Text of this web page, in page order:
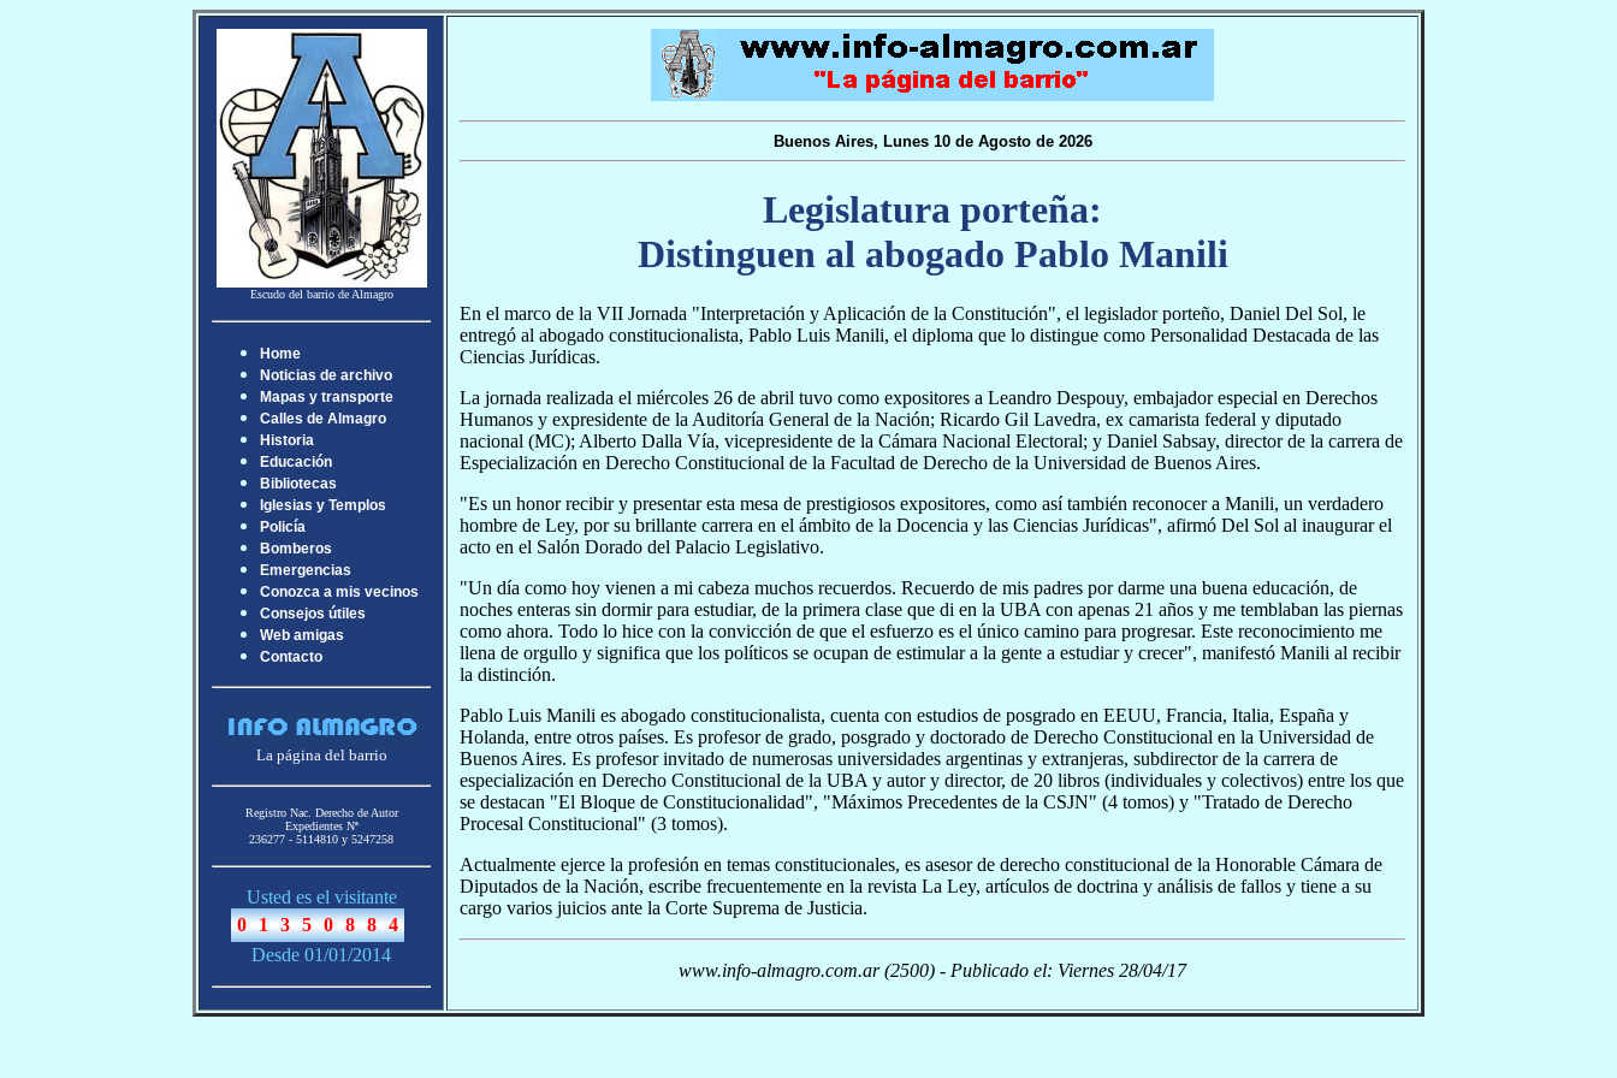
Escudo del barrio de Almagro
Home
Noticias de archivo
Mapas y transporte
Calles de Almagro
Historia
Educación
Bibliotecas
Iglesias y Templos
Policía
Bomberos
Emergencias
Conozca a mis vecinos
Consejos útiles
Web amigas
Contacto
La página del barrio
Registro Nac. Derecho de Autor
Expedientes Nª
236277 - 5114810 y 5247258
Usted es el visitante
Desde 01/01/2014
Buenos Aires, Lunes 10 de Agosto de 2026
Legislatura porteña:
Distinguen al abogado Pablo Manili
En el marco de la VII Jornada "Interpretación y Aplicación de la Constitución", el legislador porteño, Daniel Del Sol, le
entregó al abogado constitucionalista, Pablo Luis Manili, el diploma que lo distingue como Personalidad Destacada de las
Ciencias Jurídicas.
La jornada realizada el miércoles 26 de abril tuvo como expositores a Leandro Despouy, embajador especial en Derechos
Humanos y expresidente de la Auditoría General de la Nación; Ricardo Gil Lavedra, ex camarista federal y diputado
nacional (MC); Alberto Dalla Vía, vicepresidente de la Cámara Nacional Electoral; y Daniel Sabsay, director de la carrera de
Especialización en Derecho Constitucional de la Facultad de Derecho de la Universidad de Buenos Aires.
"Es un honor recibir y presentar esta mesa de prestigiosos expositores, como así también reconocer a Manili, un verdadero
hombre de Ley, por su brillante carrera en el ámbito de la Docencia y las Ciencias Jurídicas", afirmó Del Sol al inaugurar el
acto en el Salón Dorado del Palacio Legislativo.
"Un día como hoy vienen a mi cabeza muchos recuerdos. Recuerdo de mis padres por darme una buena educación, de
noches enteras sin dormir para estudiar, de la primera clase que di en la UBA con apenas 21 años y me temblaban las piernas
como ahora. Todo lo hice con la convicción de que el esfuerzo es el único camino para progresar. Este reconocimiento me
llena de orgullo y significa que los políticos se ocupan de estimular a la gente a estudiar y crecer", manifestó Manili al recibir
la distinción.
Pablo Luis Manili es abogado constitucionalista, cuenta con estudios de posgrado en EEUU, Francia, Italia, España y
Holanda, entre otros países. Es profesor de grado, posgrado y doctorado de Derecho Constitucional en la Universidad de
Buenos Aires. Es profesor invitado de numerosas universidades argentinas y extranjeras, subdirector de la carrera de
especialización en Derecho Constitucional de la UBA y autor y director, de 20 libros (individuales y colectivos) entre los que
se destacan "El Bloque de Constitucionalidad", "Máximos Precedentes de la CSJN" (4 tomos) y "Tratado de Derecho
Procesal Constitucional" (3 tomos).
Actualmente ejerce la profesión en temas constitucionales, es asesor de derecho constitucional de la Honorable Cámara de
Diputados de la Nación, escribe frecuentemente en la revista La Ley, artículos de doctrina y análisis de fallos y tiene a su
cargo varios juicios ante la Corte Suprema de Justicia.
www.info-almagro.com.ar (2500) - Publicado el: Viernes 28/04/17